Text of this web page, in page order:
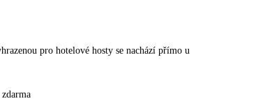
pro hotelové hosty se nachází přímo u